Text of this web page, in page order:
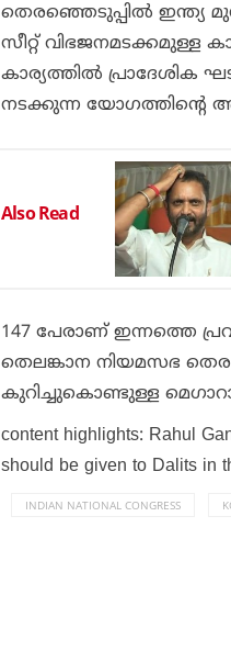
തെരഞ്ഞെടുപ്പില്‍ ഇന്ത്യ
സീറ്റ് വിഭജനമടക്കമുള്ള
കാര്യത്തില്‍ പ്രാദേശിക
നടക്കുന്ന യോഗത്തിന്റെ
Also Read
147 പേരാണ് ഇന്നത്തെ
തെലങ്കാന നിയമസഭ
കുറിച്ചുകൊണ്ടുള്ള
content highlights: Rahul
should be given to Dalits in
INDIAN NATIONAL CONGRESS